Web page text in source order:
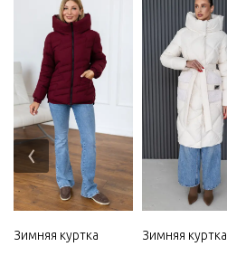
Зимняя куртка Зимняя куртка
‹